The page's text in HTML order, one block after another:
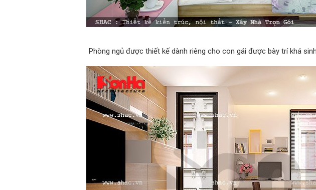
Phòng ngủ được thiết kế dành riêng cho con gái được bày trí khá